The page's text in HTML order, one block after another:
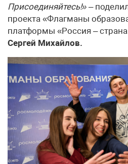
Присоединяйтесь!» –
проекта «Флагманы
платформы «Россия –
Сергей Михайлов.